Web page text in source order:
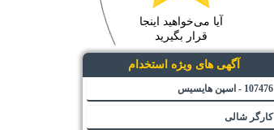
آیا می‌خواهید اینجا
قرار بگیرید
آگهی های ویژه استخدام
107476 - اسپن هایسیس
کارگر شالی